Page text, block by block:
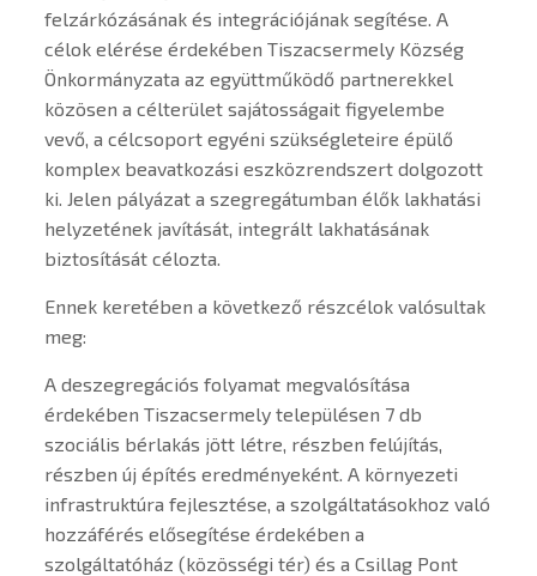
felzárkózásának és integrációjának segítése. A
célok elérése érdekében Tiszacsermely Község
Önkormányzata az együttműködő partnerekkel
közösen a célterület sajátosságait figyelembe
vevő, a célcsoport egyéni szükségleteire épülő
komplex beavatkozási eszközrendszert dolgozott
ki. Jelen pályázat a szegregátumban élők lakhatási
helyzetének javítását, integrált lakhatásának
biztosítását célozta.
Ennek keretében a következő részcélok valósultak
meg:
A deszegregációs folyamat megvalósítása
érdekében Tiszacsermely településen 7 db
szociális bérlakás jött létre, részben felújítás,
részben új építés eredményeként. A környezeti
infrastruktúra fejlesztése, a szolgáltatásokhoz való
hozzáférés elősegítése érdekében a
szolgáltatóház (közösségi tér) és a Csillag Pont